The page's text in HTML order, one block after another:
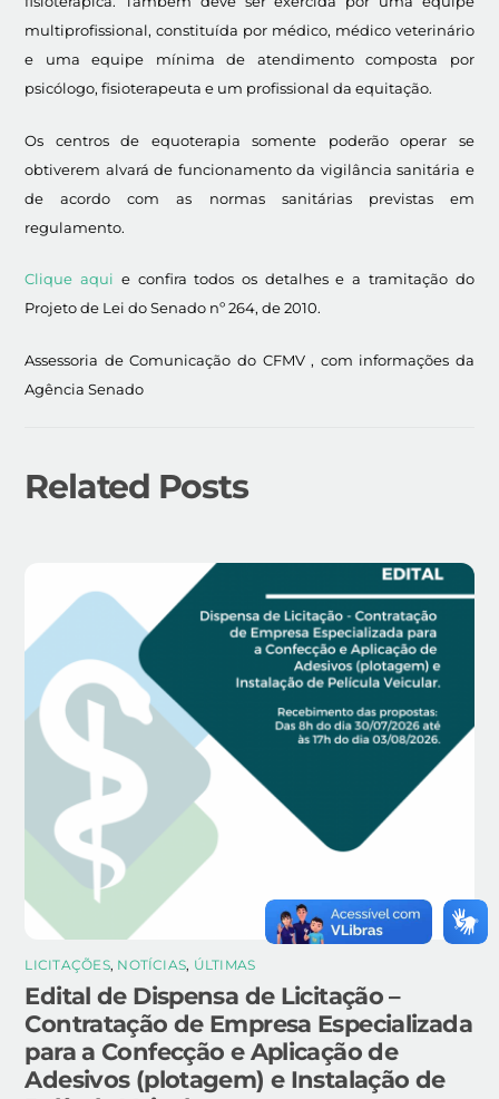
multiprofissional, constituída por médico, médico veterinário
e uma equipe mínima de atendimento composta por
psicólogo, fisioterapeuta e um profissional da equitação.
Os centros de equoterapia somente poderão operar se
obtiverem alvará de funcionamento da vigilância sanitária e
de acordo com as normas sanitárias previstas em
regulamento.
Clique aqui e confira todos os detalhes e a tramitação do
Projeto de Lei do Senado nº 264, de 2010.
Assessoria de Comunicação do CFMV , com informações da
Agência Senado
Related Posts
LICITAÇÕES, NOTÍCIAS, ÚLTIMAS
Edital de Dispensa de Licitação –
Contratação de Empresa Especializada
para a Confecção e Aplicação de
Adesivos (plotagem) e Instalação de